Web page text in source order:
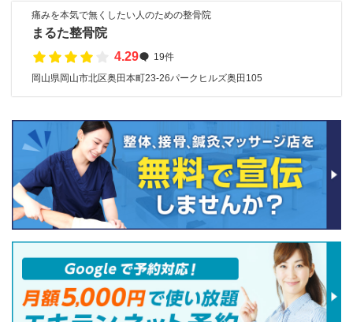
痛みを本気で無くしたい人のための整骨院
まるた整骨院
4.29
19件
岡山県岡山市北区奥田本町23-26パークヒルズ奥田105